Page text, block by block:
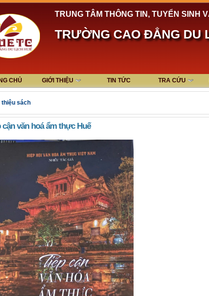
TRUNG TÂM THÔNG TIN, TUYỂN SINH
TRƯỜNG CAO ĐẲNG DU
CHỦ GIỚI THIỆU TIN TỨC TRA CỨU
thiệu sách
cận văn hoá ẩm thực Huế